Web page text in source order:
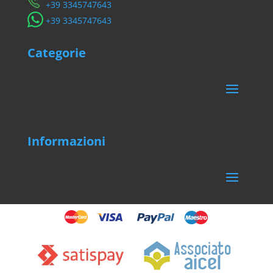
​+39 3345747643
​+39 3345747643
Categorie
Informazioni